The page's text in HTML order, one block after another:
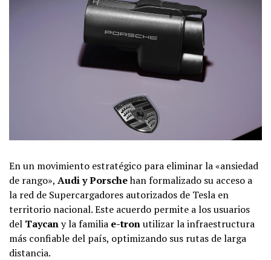
En un movimiento estratégico para eliminar la «ansiedad
de rango», Audi y Porschehan formalizado su acceso a
la red de Supercargadores autorizados de Tesla en
territorio nacional. Este acuerdo permite a los usuarios
del Taycany la familia e-tronutilizar la infraestructura
más confiable del país, optimizando sus rutas de larga
distancia.